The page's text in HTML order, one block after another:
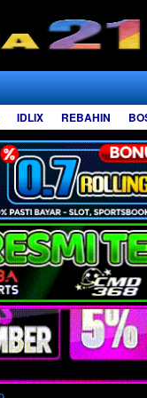
IDLIX REBAHIN